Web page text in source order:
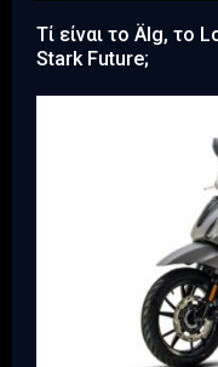
Τί είναι το Älg, το
Stark Future;